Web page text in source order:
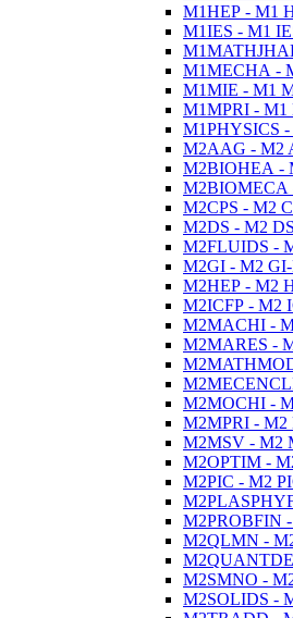
M1HEP - M1
M1IES - M1
M1MECHA -
M1MIE - M1
M1MPRI - M1
M1PHYSICS -
M2AAG - M2
M2BIOHEA -
M2BIOMECA
M2CPS - M2
M2DS - M2
M2FLUIDS -
M2GI - M2 GI-
M2HEP - M2
M2ICFP - M2
M2MACHI -
M2MARES -
M2MOCHI -
M2MPRI - M2
M2MSV - M2
M2OPTIM -
M2PIC - M2
M2PROBFIN -
M2QLMN -
M2SMNO -
M2SOLIDS -